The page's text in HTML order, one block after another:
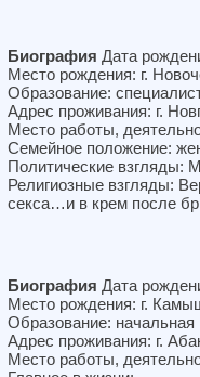
Биография Дата
Место рождения: г.
Образование:
Адрес проживания: г.
Место работы,
Семейное положение:
Политические взгляды:
Религиозные взгляды:
секса…и в крем после
Биография Дата
Место рождения: г.
Образование:
Адрес проживания: г.
Место работы,